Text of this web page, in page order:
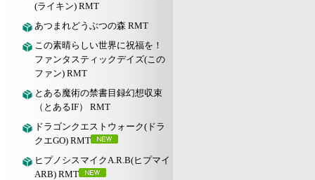
(ライキン) RMT
あつまれどうぶつの森 RMT
この素晴らしい世界に祝福を！
ファンタスティックデイズ(この
ファン) RMT
とある魔術の禁書目録幻想収束
（とあるIF） RMT
ドラゴンクエストウォーク(ドラ
クエGO) RMT
ヒプノシスマイクA.R.B(ヒプマイ
ARB) RMT